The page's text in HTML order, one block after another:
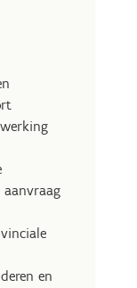
aanvraag
en